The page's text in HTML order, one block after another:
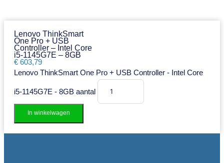
Lenovo ThinkSmart
One Pro + USB
Controller – Intel Core
i5-1145G7E – 8GB
€ 603,79
Lenovo ThinkSmart One Pro + USB Controller - Intel Core
i5-1145G7E - 8GB aantal
In winkelwagen